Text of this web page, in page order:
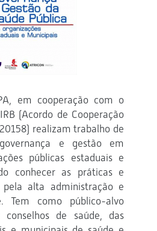
em cooperação com o
(Acordo de Cooperação
realizam trabalho de
e gestão em
públicas estaduais e
conhecer as práticas e
pela alta administração e
Tem como público-alvo
conselhos de saúde, das